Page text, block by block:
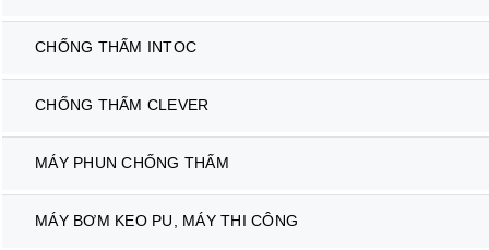
CHỐNG THẤM INTOC
CHỐNG THẤM CLEVER
MÁY PHUN CHỐNG THẤM
MÁY BƠM KEO PU, MÁY THI CÔNG